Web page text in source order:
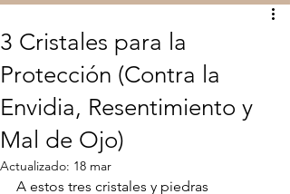
3 Cristales para la
Protección (Contra la
Envidia, Resentimiento y
Mal de Ojo)
Actualizado: 18 mar
A estos tres cristales y piedras